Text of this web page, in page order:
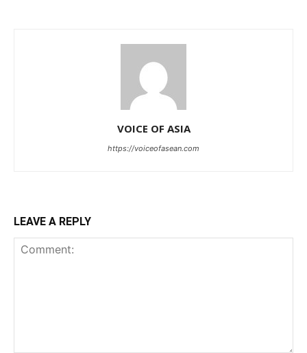
VOICE OF ASIA
https://voiceofasean.com
LEAVE A REPLY